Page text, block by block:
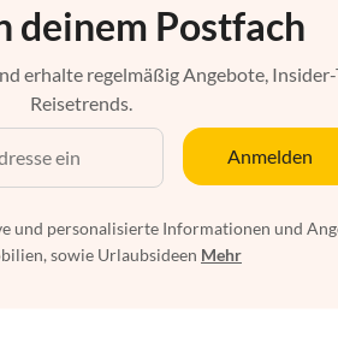
deinem Postfach
erhalte regelmäßig Angebote,
Reisetrends.
Anmelden
und personalisierte Informationen und
sowie Urlaubsideen Mehr